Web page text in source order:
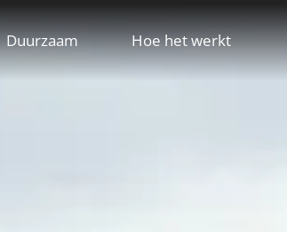
Duurzaam Hoe het werkt